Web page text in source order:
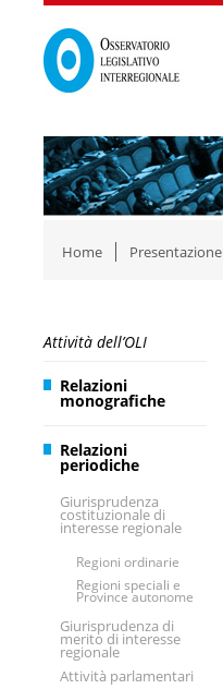
Home Presentazione
Attività dell’OLI
Relazioni
monografiche
Relazioni
periodiche
Giurisprudenza
costituzionale di
interesse regionale
Regioni ordinarie
Regioni speciali e
Province autonome
Giurisprudenza di
merito di interesse
regionale
Attività parlamentari